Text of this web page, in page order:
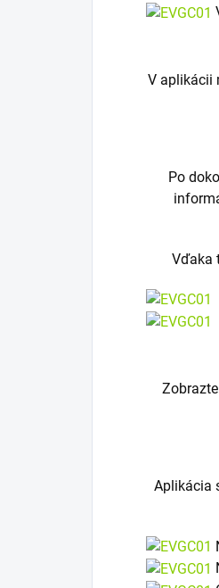
V aplikácii
Po
Vďaka
Aplikácia